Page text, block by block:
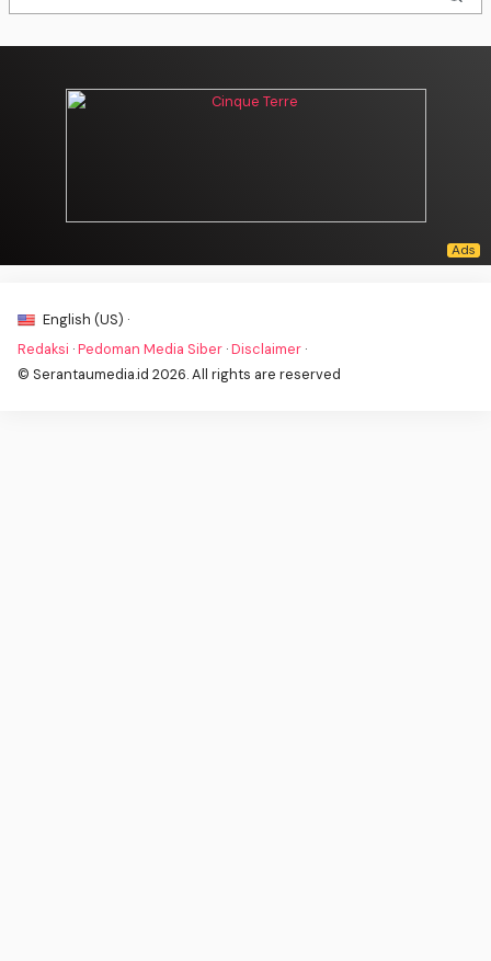
English (US) ·
Redaksi ·Pedoman Media Siber ·Disclaimer ·
© Serantaumedia.id 2026. All rights are reserved